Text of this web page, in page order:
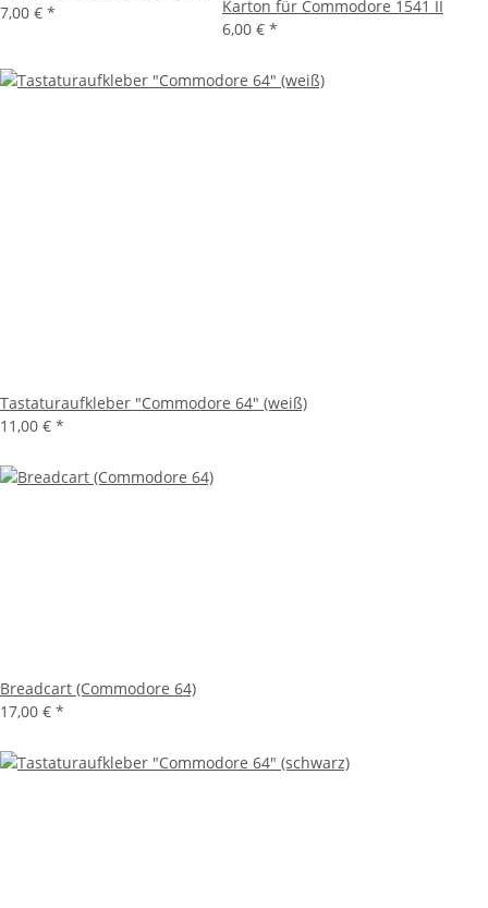
7,00 € *
Karton für Commodore 1541 II
6,00 € *
Tastaturaufkleber "Commodore 64" (weiß)
11,00 € *
Breadcart (Commodore 64)
17,00 € *